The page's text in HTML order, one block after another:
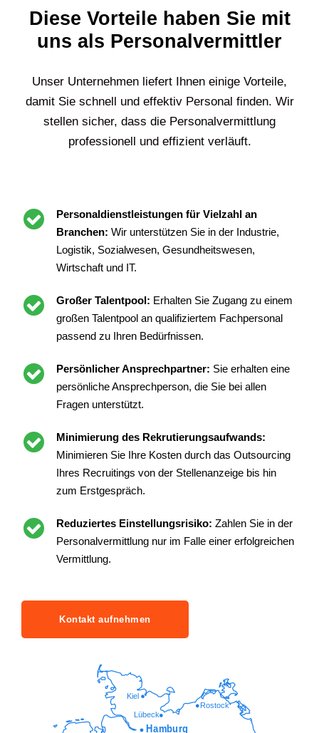
Diese Vorteile haben Sie mit
uns als Personalvermittler
Unser Unternehmen liefert Ihnen einige Vorteile,
damit Sie schnell und effektiv Personal finden. Wir
stellen sicher, dass die Personalvermittlung
professionell und effizient verläuft.
Personaldienstleistungen für Vielzahl an
Branchen: Wir unterstützen Sie in der Industrie,
Logistik, Sozialwesen, Gesundheitswesen,
Wirtschaft und IT.
Großer Talentpool: Erhalten Sie Zugang zu einem
großen Talentpool an qualifiziertem Fachpersonal
passend zu Ihren Bedürfnissen.
Persönlicher Ansprechpartner: Sie erhalten eine
persönliche Ansprechperson, die Sie bei allen
Fragen unterstützt.
Minimierung des Rekrutierungsaufwands:
Minimieren Sie Ihre Kosten durch das Outsourcing
Ihres Recruitings von der Stellenanzeige bis hin
zum Erstgespräch.
Reduziertes Einstellungsrisiko: Zahlen Sie in der
Personalvermittlung nur im Falle einer erfolgreichen
Vermittlung.
Kontakt aufnehmen
Lübeck
Rostock
Kiel
Hamburg